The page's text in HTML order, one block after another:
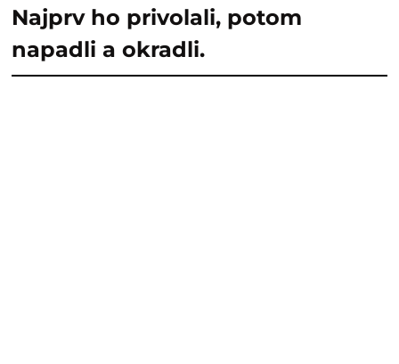
Najprv ho privolali, potom
napadli a okradli.